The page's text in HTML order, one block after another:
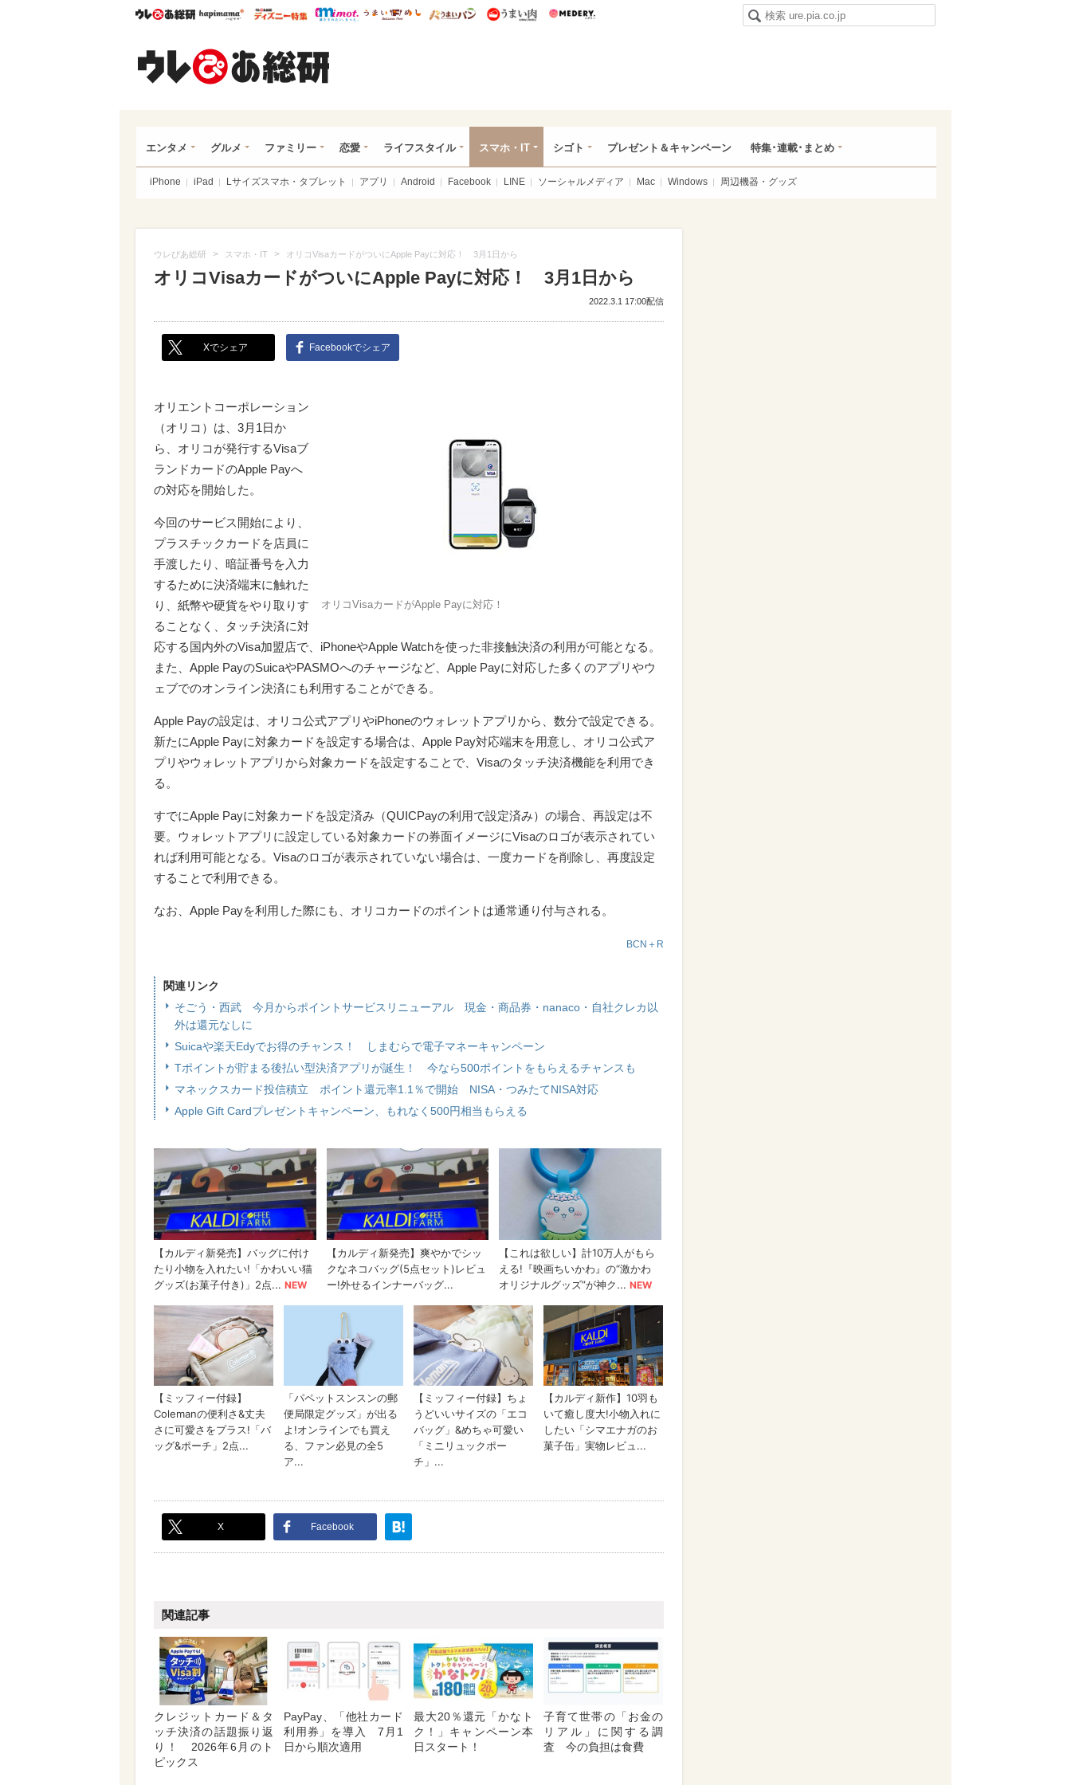
ウレぴあ総研ハピママ* ウレぴあ総研 ディズニー特集
mimot. うまいめし うまいパン うまい肉
エンタメ グルメ ファミリー 恋愛 ライフスタイル スマホ・IT シゴト プレゼント＆キャンペーン 特集･連載･まとめ
iPhone iPad Lサイズスマホ・タブレット アプリ Android Facebook LINE ソーシャルメディア Mac Windows 周辺機器・グッズ
ウレぴあ総研 > スマホ・IT > オリコVisaカードがついにApple Payに対応！ 3月1日から
オリコVisaカードがついにApple Payに対応！ 3月1日から
2022.3.1 17:00配信
Xでシェア Facebookでシェア
オリコVisaカードがApple Payに対応！
オリエントコーポレーション
（オリコ）は、3月1日か
ら、オリコが発行するVisaブ
ランドカードのApple Payへ
の対応を開始した。
今回のサービス開始により、
プラスチックカードを店員に
手渡したり、暗証番号を入力
するために決済端末に触れた
り、紙幣や硬貨をやり取りす
ることなく、タッチ決済に対
応する国内外のVisa加盟店で、iPhoneやApple Watchを使った非接触決済の利用が可能となる。
また、Apple PayのSuicaやPASMOへのチャージなど、Apple Payに対応した多くのアプリやウ
ェブでのオンライン決済にも利用することができる。
Apple Payの設定は、オリコ公式アプリやiPhoneのウォレットアプリから、数分で設定できる。
新たにApple Payに対象カードを設定する場合は、Apple Pay対応端末を用意し、オリコ公式ア
プリやウォレットアプリから対象カードを設定することで、Visaのタッチ決済機能を利用でき
る。
すでにApple Payに対象カードを設定済み（QUICPayの利用で設定済み）の場合、再設定は不
要。ウォレットアプリに設定している対象カードの券面イメージにVisaのロゴが表示されてい
れば利用可能となる。Visaのロゴが表示されていない場合は、一度カードを削除し、再度設定
することで利用できる。
なお、Apple Payを利用した際にも、オリコカードのポイントは通常通り付与される。
BCN＋R
関連リンク
そごう・西武 今月からポイントサービスリニューアル 現金・商品券・nanaco・自社クレカ以
外は還元なしに
Suicaや楽天Edyでお得のチャンス！ しまむらで電子マネーキャンペーン
Tポイントが貯まる後払い型決済アプリが誕生！ 今なら500ポイントをもらえるチャンスも
マネックスカード投信積立 ポイント還元率1.1％で開始 NISA・つみたてNISA対応
Apple Gift Cardプレゼントキャンペーン、もれなく500円相当もらえる
X Facebook
関連記事
クレジットカード＆タ
ッチ決済の話題振り返
り！ 2026年6月のト
ピックス
PayPay、「他社カード
利用券」を導入 7月1
日から順次適用
最大20％還元「かなト
ク！」キャンペーン本
日スタート！
子育て世帯の「お金の
リアル」に関する調
査 今の負担は食費